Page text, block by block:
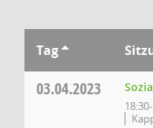
Tag
03.04.2023